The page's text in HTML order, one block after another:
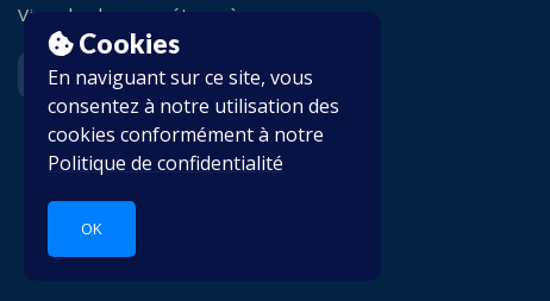
Cookies
En naviguant sur ce site, vous
consentez à notre utilisation des
cookies conformément à notre
Politique de confidentialité
OK
Vivez les langues étrangères.